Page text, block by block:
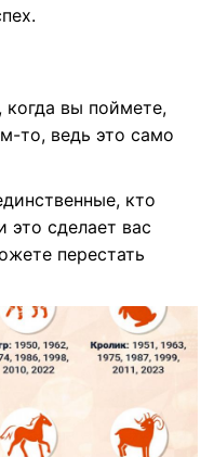
когда вы поймете,
то, ведь это само
кто
это сделает вас
перестать